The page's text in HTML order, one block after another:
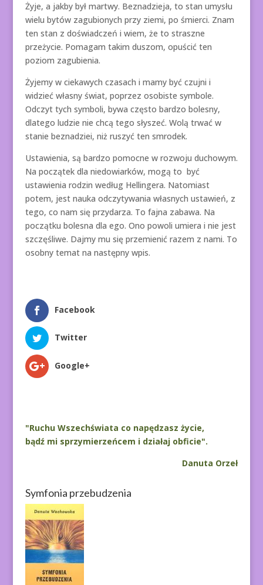
Żyje, a jakby był martwy. Beznadzieja, to stan umysłu
wielu bytów zagubionych przy ziemi, po śmierci. Znam
ten stan z doświadczeń i wiem, że to straszne
przeżycie. Pomagam takim duszom, opuścić ten
poziom zagubienia.
Żyjemy w ciekawych czasach i mamy być czujni i
widzieć własny świat, poprzez osobiste symbole.
Odczyt tych symboli, bywa często bardzo bolesny,
dlatego ludzie nie chcą tego słyszeć. Wolą trwać w
stanie beznadziei, niż ruszyć ten smrodek.
Ustawienia, są bardzo pomocne w rozwoju duchowym.
Na początek dla niedowiarków, mogą to być
ustawienia rodzin według Hellingera. Natomiast
potem, jest nauka odczytywania własnych ustawień, z
tego, co nam się przydarza. To fajna zabawa. Na
początku bolesna dla ego. Ono powoli umiera i nie jest
szczęśliwe. Dajmy mu się przemienić razem z nami. To
osobny temat na następny wpis.
Facebook
Twitter
Google+
"Ruchu Wszechświata co napędzasz życie,
bądź mi sprzymierzeńcem i działaj obficie".
Danuta Orzeł
Symfonia przebudzenia